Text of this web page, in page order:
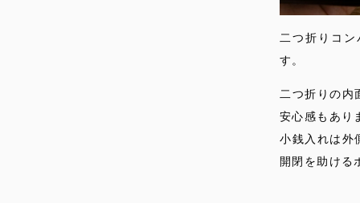
二つ折りコ
す。
二つ折りの内
安心感もあり
小銭入れは外
開閉を助ける